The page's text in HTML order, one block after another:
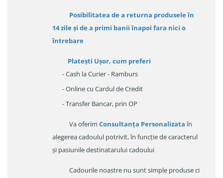
Posibilitatea de a returna produsele în
14 zileși de a primi banii înapoi fara nici o
întrebare
Platești Ușor, cum preferi
- Cash la Curier - Ramburs
- Online cu Cardul de Credit
- Transfer Bancar, prin OP
Va oferim Consultanța Personalizataîn
alegerea cadoulul potrivit, în funcție de caracterul
și pasiunile destinatarului cadoului
Cadourile noastre nu sunt simple produse ci